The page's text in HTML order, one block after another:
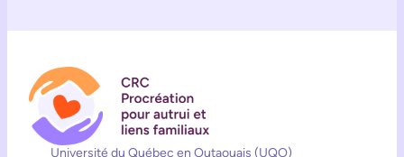
Université du Québec en Outaouais (UQO)